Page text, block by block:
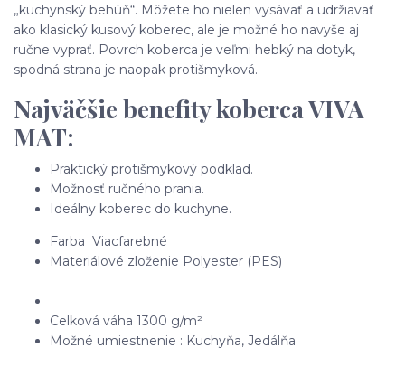
„kuchynský behúň“. Môžete ho nielen vysávať a udržiavať
ako klasický kusový koberec, ale je možné ho navyše aj
ručne vyprať. Povrch koberca je veľmi hebký na dotyk,
spodná strana je naopak protišmyková.
Najväčšie benefity koberca VIVA
MAT:
Praktický protišmykový podklad.
Možnosť ručného prania.
Ideálny koberec do kuchyne.
Farba Viacfarebné
Materiálové zloženie Polyester (PES)
Celková váha 1300 g/m²
Možné umiestnenie : Kuchyňa, Jedálňa